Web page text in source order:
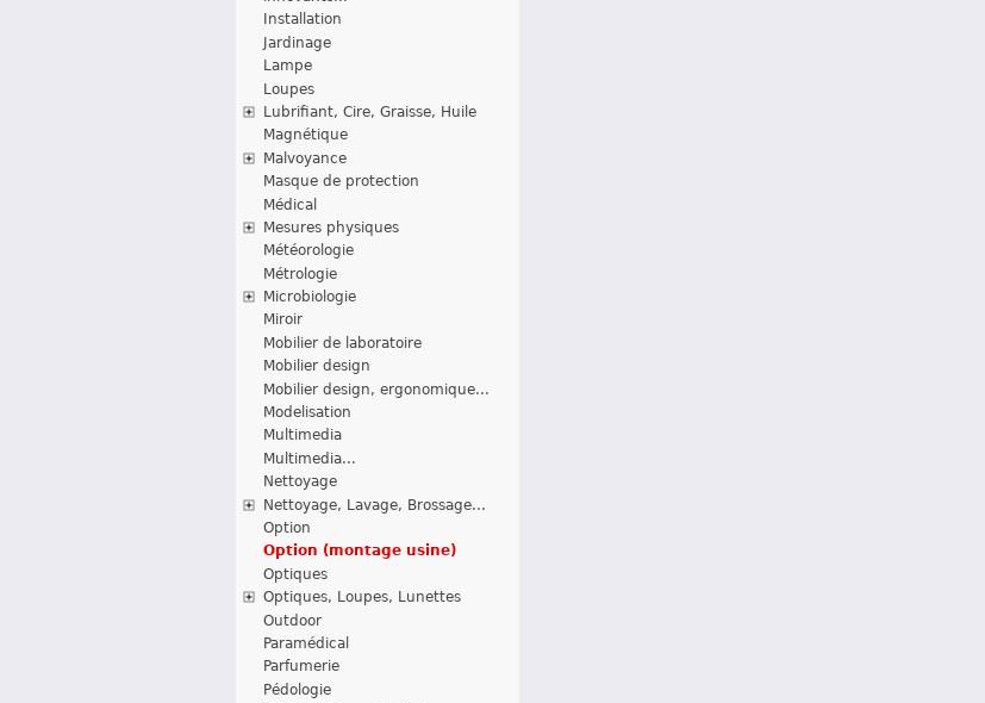
Installation
Jardinage
Lampe
Loupes
Lubrifiant, Cire, Graisse, Huile
Magnétique
Malvoyance
Masque de protection
Médical
Mesures physiques
Météorologie
Métrologie
Microbiologie
Miroir
Mobilier de laboratoire
Mobilier design
Mobilier design, ergonomique...
Modelisation
Multimedia
Multimedia...
Nettoyage
Nettoyage, Lavage, Brossage...
Option
Option (montage usine)
Optiques
Optiques, Loupes, Lunettes
Outdoor
Paramédical
Parfumerie
Pédologie